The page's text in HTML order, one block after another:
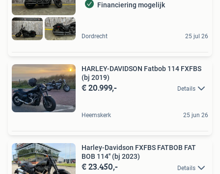
Financiering mogelijk
Dordrecht 25 jul 26
HARLEY-DAVIDSON Fatbob 114 FXFBS
(bj 2019)
€ 20.999,- Details
Heemskerk 25 jun 26
Harley-Davidson FXFBS FATBOB FAT
BOB 114'' (bj 2023)
€ 23.450,- Details